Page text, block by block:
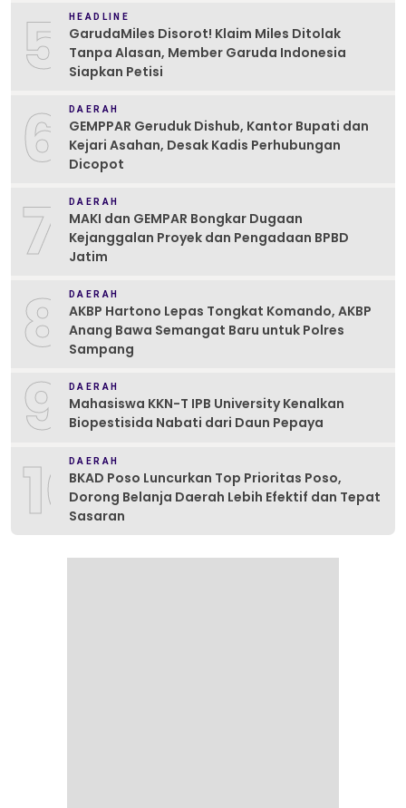
5 HEADLINE
GarudaMiles Disorot! Klaim Miles Ditolak
Tanpa Alasan, Member Garuda Indonesia
Siapkan Petisi
6 DAERAH
GEMPPAR Geruduk Dishub, Kantor Bupati dan
Kejari Asahan, Desak Kadis Perhubungan
Dicopot
7 DAERAH
MAKI dan GEMPAR Bongkar Dugaan
Kejanggalan Proyek dan Pengadaan BPBD
Jatim
8 DAERAH
AKBP Hartono Lepas Tongkat Komando, AKBP
Anang Bawa Semangat Baru untuk Polres
Sampang
9 DAERAH
Mahasiswa KKN-T IPB University Kenalkan
Biopestisida Nabati dari Daun Pepaya
10DAERAH
BKAD Poso Luncurkan Top Prioritas Poso,
Dorong Belanja Daerah Lebih Efektif dan Tepat
Sasaran